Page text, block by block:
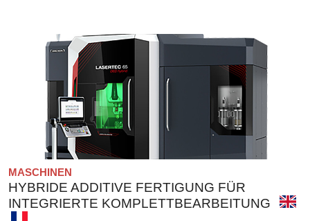
MASCHINEN
HYBRIDE ADDITIVE FERTIGUNG FÜR
INTEGRIERTE KOMPLETTBEARBEITUNG